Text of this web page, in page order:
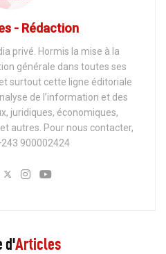
- Rédaction
privé. Hormis la mise à la
générale dans toutes ses
surtout cette ligne éditoriale
de l’information et des
juridiques, économiques,
autres. Pour nous contacter,
900002424
d'Articles